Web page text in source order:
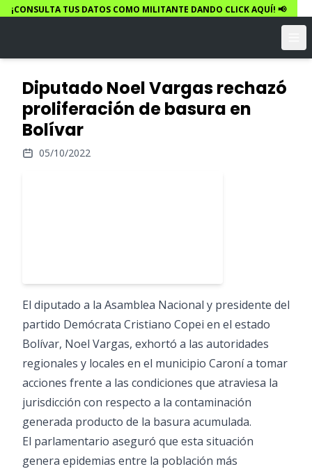
¡CONSULTA TUS DATOS COMO MILITANTE DANDO CLICK AQUÍ! 📢
Diputado Noel Vargas rechazó
proliferación de basura en
Bolívar
05/10/2022
El diputado a la Asamblea Nacional y presidente del
partido Demócrata Cristiano Copei en el estado
Bolívar, Noel Vargas, exhortó a las autoridades
regionales y locales en el municipio Caroní a tomar
acciones frente a las condiciones que atraviesa la
jurisdicción con respecto a la contaminación
generada producto de la basura acumulada.
El parlamentario aseguró que esta situación
genera epidemias entre la población más